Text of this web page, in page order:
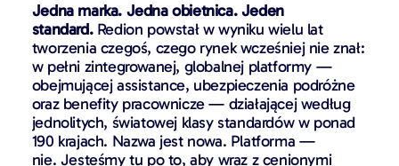
Jedna marka. Jedna obietnica. Jeden
standard. Redion powstał w wyniku wielu lat
tworzenia czegoś, czego rynek wcześniej nie znał:
w pełni zintegrowanej, globalnej platformy —
obejmującej assistance, ubezpieczenia podróżne
oraz benefity pracownicze — działającej według
jednolitych, światowej klasy standardów w ponad
190 krajach. Nazwa jest nowa. Platforma —
nie. Jesteśmy tu po to, aby wraz z cenionymi